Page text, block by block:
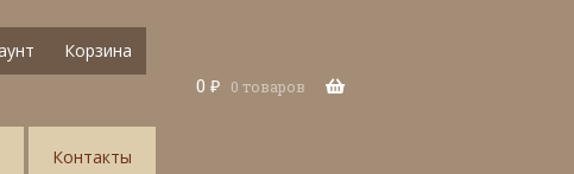
Корзина
0 ₽ 0 товаров
Контакты